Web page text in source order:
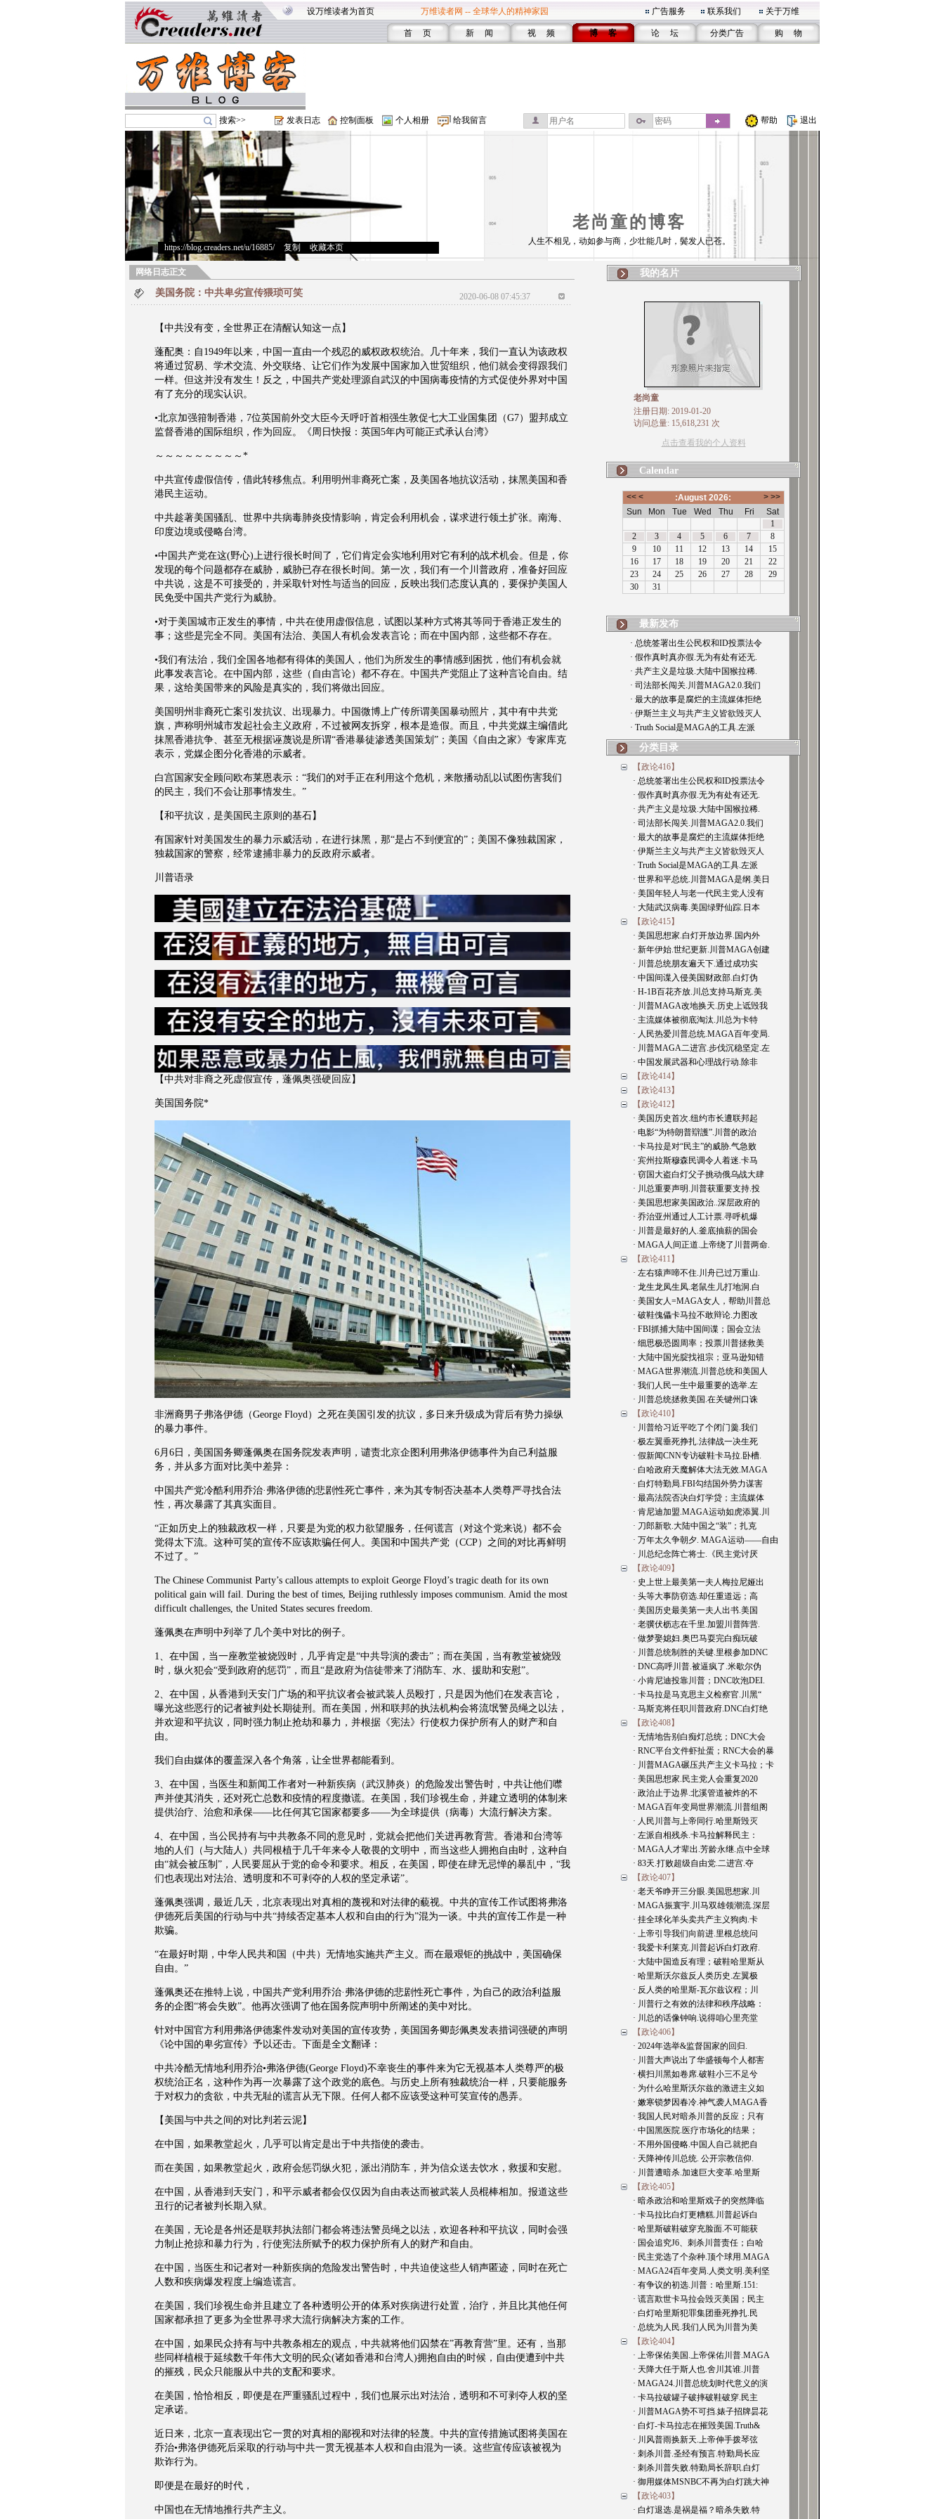
设万维读者为首页 万维读者网 -- 全球华人的精神家园 广告服务 联系我们 关于万维
首 页 新 闻 视 频 博 客 论 坛 分类广告 购 物
搜索>> 发表日志 控制面板 个人相册 给我留言 帮助 退出
老尚童的博客
https://blog.creaders.net/u/16885/> 复制 收藏本页
人生不相见，动如参与商，少壮能几时，鬓发人已苍。
网络日志正文
美国务院：中共卑劣宣传猥琐可笑 2020-06-08 07:45:37
【中共没有变，全世界正在清醒认知这一点】
蓬配奥：自1949年以来，中国一直由一个残忍的威权政权统治。几十年来，我们一直认为该政权
将通过贸易、学术交流、外交联络、让它们作为发展中国家加入世贸组织，他们就会变得跟我们
一样。但这并没有发生！反之，中国共产党处理源自武汉的中国病毒疫情的方式促使外界对中国
有了充分的现实认识。
•北京加强箝制香港，7位英国前外交大臣今天呼吁首相强生敦促七大工业国集团（G7）盟邦成立
监督香港的国际组织，作为回应。《周日快报：英国5年内可能正式承认台湾》
～～～～～～～～～*
中共宣传虚假信传，借此转移焦点。利用明州非裔死亡案，及美国各地抗议活动，抹黑美国和香
港民主运动。
中共趁著美国骚乱、世界中共病毒肺炎疫情影响，肯定会利用机会，谋求进行领土扩张。南海、
印度边境或侵略台湾。
•中国共产党在这(野心)上进行很长时间了，它们肯定会实地利用对它有利的战术机会。但是，你
发现的每个问题都存在威胁，威胁已存在很长时间。第一次，我们有一个川普政府，准备好回应
中共说，这是不可接受的，并采取针对性与适当的回应，反映出我们态度认真的，要保护美国人
民免受中国共产党行为威胁。
•对于美国城市正发生的事情，中共在使用虚假信息，试图以某种方式将其等同于香港正发生的
事；这些是完全不同。美国有法治、美国人有机会发表言论；而在中国内部，这些都不存在。
•我们有法治，我们全国各地都有得体的美国人，他们为所发生的事情感到困扰，他们有机会就
此事发表言论。在中国内部，这些（自由言论）都不存在。中国共产党阻止了这种言论自由。结
果，这给美国带来的风险是真实的，我们将做出回应。
美国明州非裔死亡案引发抗议、出现暴力。中国微博上广传所谓美国暴动照片，其中有中共党
旗，声称明州城市发起社会主义政府，不过被网友拆穿，根本是造假。而且，中共党媒主编借此
抹黑香港抗争、甚至无根据诬蔑说是所谓“香港暴徒渗透美国策划”；美国《自由之家》专家库克
表示，党媒企图分化香港的示威者。
白宫国家安全顾问欧布莱恩表示：“我们的对手正在利用这个危机，来散播动乱以试图伤害我们
的民主，我们不会让那事情发生。”
【和平抗议，是美国民主原则的基石】
有国家针对美国发生的暴力示威活动，在进行抹黑，那“是占不到便宜的”；美国不像独裁国家，
独裁国家的警察，经常逮捕非暴力的反政府示威者。
川普语录
【中共对非裔之死虚假宣传，蓬佩奥强硬回应】
美国国务院*
非洲裔男子弗洛伊德（George Floyd）之死在美国引发的抗议，多日来升级成为背后有势力操纵
的暴力事件。
6月6日，美国国务卿蓬佩奥在国务院发表声明，谴责北京企图利用弗洛伊德事件为自己利益服
务，并从多方面对比美中差异：
中国共产党冷酷利用乔治·弗洛伊德的悲剧性死亡事件，来为其专制否决基本人类尊严寻找合法
性，再次暴露了其真实面目。
“正如历史上的独裁政权一样，只要是为党的权力欲望服务，任何谎言（对这个党来说）都不会
觉得太下流。这种可笑的宣传不应该欺骗任何人。美国和中国共产党（CCP）之间的对比再鲜明
不过了。”
The Chinese Communist Party’s callous attempts to exploit George Floyd’s tragic death for its own
political gain will fail. During the best of times, Beijing ruthlessly imposes communism. Amid the most
difficult challenges, the United States secures freedom.
蓬佩奥在声明中列举了几个美中对比的例子。
1、在中国，当一座教堂被烧毁时，几乎肯定是“中共导演的袭击”；而在美国，当有教堂被烧毁
时，纵火犯会“受到政府的惩罚”，而且“是政府为信徒带来了消防车、水、援助和安慰”。
2、在中国，从香港到天安门广场的和平抗议者会被武装人员殴打，只是因为他们在发表言论，
曝光这些恶行的记者被判处长期徒刑。而在美国，州和联邦的执法机构会将流氓警员绳之以法，
并欢迎和平抗议，同时强力制止抢劫和暴力，并根据《宪法》行使权力保护所有人的财产和自
由。
我们自由媒体的覆盖深入各个角落，让全世界都能看到。
3、在中国，当医生和新闻工作者对一种新疾病（武汉肺炎）的危险发出警告时，中共让他们噤
声并使其消失，还对死亡总数和疫情的程度撒谎。在美国，我们珍视生命，并建立透明的体制来
提供治疗、治愈和承保——比任何其它国家都要多——为全球提供（病毒）大流行解决方案。
4、在中国，当公民持有与中共教条不同的意见时，党就会把他们关进再教育营。香港和台湾等
地的人们（与大陆人）共同根植于几千年来令人敬畏的文明中，而当这些人拥抱自由时，这种自
由“就会被压制”，人民要屈从于党的命令和要求。相反，在美国，即使在肆无忌惮的暴乱中，“我
们也表现出对法治、透明度和不可剥夺的人权的坚定承诺”。
蓬佩奥强调，最近几天，北京表现出对真相的蔑视和对法律的藐视。中共的宣传工作试图将弗洛
伊德死后美国的行动与中共“持续否定基本人权和自由的行为”混为一谈。中共的宣传工作是一种
欺骗。
“在最好时期，中华人民共和国（中共）无情地实施共产主义。而在最艰钜的挑战中，美国确保
自由。”
蓬佩奥还在推特上说，中国共产党利用乔治·弗洛伊德的悲剧性死亡事件，为自己的政治利益服
务的企图“将会失败”。他再次强调了他在国务院声明中所阐述的美中对比。
针对中国官方利用弗洛伊德案件发动对美国的宣传攻势，美国国务卿彭佩奥发表措词强硬的声明
《论中国的卑劣宣传》予以还击。下面是全文翻译：
中共冷酷无情地利用乔治•弗洛伊德(George Floyd)不幸丧生的事件来为它无视基本人类尊严的极
权统治正名，这种作为再一次暴露了这个政党的底色。与历史上所有独裁统治一样，只要能服务
于对权力的贪欲，中共无耻的谎言从无下限。任何人都不应该受这种可笑宣传的愚弄。
【美国与中共之间的对比判若云泥】
在中国，如果教堂起火，几乎可以肯定是出于中共指使的袭击。
而在美国，如果教堂起火，政府会惩罚纵火犯，派出消防车，并为信众送去饮水，救援和安慰。
在中国，从香港到天安门，和平示威者都会仅仅因为自由表达而被武装人员棍棒相加。报道这些
丑行的记者被判长期入狱。
在美国，无论是各州还是联邦执法部门都会将违法警员绳之以法，欢迎各种和平抗议，同时会强
力制止抢掠和暴力行为，行使宪法所赋予的权力保护所有人的财产和自由。
在中国，当医生和记者对一种新疾病的危险发出警告时，中共迫使这些人销声匿迹，同时在死亡
人数和疾病爆发程度上编造谎言。
在美国，我们珍视生命并且建立了各种透明公开的体系对疾病进行处置，治疗，并且比其他任何
国家都承担了更多为全世界寻求大流行病解决方案的工作。
在中国，如果民众持有与中共教条相左的观点，中共就将他们囚禁在”再教育营”里。还有，当那
些同样植根于延续数千年伟大文明的民众(诸如香港和台湾人)拥抱自由的时候，自由便遭到中共
的摧残，民众只能服从中共的支配和要求。
在美国，恰恰相反，即便是在严重骚乱过程中，我们也展示出对法治，透明和不可剥夺人权的坚
定承诺。
近日来，北京一直表现出它一贯的对真相的鄙视和对法律的轻蔑。中共的宣传措施试图将美国在
乔治•弗洛伊德死后采取的行动与中共一贯无视基本人权和自由混为一谈。这些宣传应该被视为
欺诈行为。
即便是在最好的时代，
中国也在无情地推行共产主义。
我的名片
老尚童
注册日期: 2019-01-20
访问总量: 15,618,231 次
点击查看我的个人资料
Calendar
最新发布
· 总统签署出生公民权和ID投票法令
· 假作真时真亦假.无为有处有还无.
· 共产主义是垃圾.大陆中国猴拉稀.
· 司法部长闯关.川普MAGA2.0.我们
· 最大的故事是腐烂的主流媒体拒绝
· 伊斯兰主义与共产主义皆欲毁灭人
· Truth Social是MAGA的工具.左派
分类目录
【政论416】
· 总统签署出生公民权和ID投票法令
· 假作真时真亦假.无为有处有还无.
· 共产主义是垃圾.大陆中国猴拉稀.
· 司法部长闯关.川普MAGA2.0.我们
· 最大的故事是腐烂的主流媒体拒绝
· 伊斯兰主义与共产主义皆欲毁灭人
· Truth Social是MAGA的工具.左派
· 世界和平总统.川普MAGA是纲.美日
· 美国年轻人与老一代民主党人没有
· 大陆武汉病毒.美国绿野仙踪.日本
【政论415】
· 美国思想家.白灯开放边界.国内外
· 新年伊始.世纪更新.川普MAGA创建
· 川普总统朋友遍天下.通过成功实
· 中国间谍入侵美国财政部.白灯伪
· H-1B百花齐放.川总支持马斯克.美
· 川普MAGA改地换天.历史上诋毁我
· 主流媒体被彻底淘汰.川总为卡特
· 人民热爱川普总统.MAGA百年变局.
· 川普MAGA二进宫.步伐沉稳坚定.左
· 中国发展武器和心理战行动.除非
【政论414】
【政论413】
【政论412】
· 美国历史首次.纽约市长遭联邦起
· 电影“为特朗普辯護”.川普的政治
· 卡马拉是对“民主”的威胁.气急败
· 宾州拉斯穆森民调令人着迷.卡马
· 窃国大盗白灯父子挑动俄乌战大肆
· 川总重要声明.川普获重要支持.投
· 美国思想家美国政治..深层政府的
· 乔治亚州通过人工计票.寻呼机爆
· 川普是最好的人.釜底抽薪的国会
· MAGA人间正道.上帝绕了川普两命.
【政论411】
· 左右猿声啼不住.川舟已过万重山.
· 龙生龙凤生凤.老鼠生儿打地洞.白
· 美国女人=MAGA女人，帮助川普总
· 破鞋傀儡卡马拉不敢辩论.力图改
· FBI抓捕大陆中国间谍；国会立法
· 细思极恐圆周率；投票川普拯救美
· 大陆中国光腚找祖宗；亚马逊知错
· MAGA世界潮流.川普总统和美国人
· 我们人民一生中最重要的选举.左
· 川普总统拯救美国.在关键州口诛
【政论410】
· 川普给习近平吃了个闭门羹.我们
· 极左翼垂死挣扎.法律战一决生死
· 假新闻CNN专访破鞋卡马拉.卧槽.
· 白哈政府天魔解体大法无效.MAGA
· 白灯特勤局.FBI勾结国外势力谋害
· 最高法院否决白灯学贷；主流媒体
· 肯尼迪加盟.MAGA运动如虎添翼.川
· 刀郎新歌.大陆中国之“装”；扎克
· 万年太久争朝夕. MAGA运动——自由
· 川总纪念阵亡将士.《民主党讨厌
【政论409】
· 史上世上最美第一夫人梅拉尼娅出
· 头等大事防窃选.却任重道远；高
· 美国历史最美第一夫人出书.美国
· 老骥伏枥志在千里.加盟川普阵营.
· 做梦娶媳妇.奥巴马耍完白痴玩破
· 川普总统制胜的关键.里根参加DNC
· DNC高呼川普.被逼疯了.米歇尔伪
· 小肯尼迪投靠川普；DNC吹泡DEI.
· 卡马拉是马克思主义检察官.川黑“
· 马斯克将任职川普政府.DNC白灯绝
【政论408】
· 无情地告别白痴灯总统；DNC大会
· RNC平台文件虾扯蛋；RNC大会的暴
· 川普MAGA碾压共产主义卡马拉；卡
· 美国思想家.民主党人会重复2020
· 政治止于边界.北溪管道被炸的不
· MAGA百年变局世界潮流.川普组阁
· 人民川普与上帝同行.哈里斯毁灭
· 左派自相残杀.卡马拉解释民主：
· MAGA人才辈出.芳龄永继.点中全球
· 83天.打败超级自由党.二进宫.夺
【政论407】
· 老天爷睁开三分眼.美国思想家.川
· MAGA振寰宇.川马双雄领潮流.深层
· 挂全球化羊头卖共产主义狗肉.卡
· 上帝引导我们向前进.里根总统问
· 我爱卡利莱克.川普起诉白灯政府.
· 大陆中国造反有理；破鞋哈里斯从
· 哈里斯沃尔兹反人类历史.左翼极
· 反人类的哈里斯-瓦尔兹议程；川
· 川普行之有效的法律和秩序战略：
· 川总的话像钟响.说得咱心里亮堂
【政论406】
· 2024年选举&监督国家的回归.
· 川普大声说出了华盛顿每个人都害
· 横扫川黑如卷席.破鞋小三不足兮
· 为什么哈里斯沃尔兹的激进主义如
· 嫩寒锁梦因春冷.神气袭人MAGA香
· 我国人民对暗杀川普的反应；只有
· 中国黑医院.医疗市场化的结果；
· 不用外国侵略.中国人自己就把自
· 天降神传川总统. 公开宗教信仰.
· 川普遭暗杀.加速巨大变革.哈里斯
【政论405】
· 暗杀政治和哈里斯戏子的突然降临
· 卡马拉比白灯更糟糕.川普起诉白
· 哈里斯破鞋破穿充脸面.不可能获
· 国会追究J6、刺杀川普责任；白哈
· 民主党选了个杂种.顶个球用.MAGA
· MAGA24百年变局.人类文明.美利坚
· 有争议的初选.川普：哈里斯.151:
· 谎言欺世卡马拉会毁灭美国；民主
· 白灯哈里斯犯罪集团垂死挣扎.民
· 总统为人民.我们人民为川普为美
【政论404】
· 上帝保佑美国.上帝保佑川普.MAGA
· 天降大任于斯人也.舍川其谁.川普
· MAGA24.川普总统划时代意义的演
· 卡马拉破罐子破摔破鞋破穿.民主
· 川普MAGA势不可挡.婊子招牌昙花
· 白灯-卡马拉志在摧毁美国.Truth&
· 川风普雨换新天.上帝伸手拨琴弦
· 刺杀川普.圣经有预言.特勤局长应
· 刺杀川普失败.特勤局长辞职.白灯
· 御用媒体MSNBC不再为白灯跳大神
【政论403】
· 白灯退选.是祸是福？暗杀失败.特